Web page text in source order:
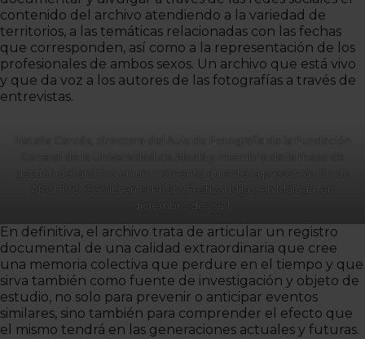
contenido del archivo atendiendo a la variedad de
territorios, a las temáticas relacionadas con las fechas
que corresponden, así como a la representación de los
profesionales de ambos sexos. Un archivo que está vivo
y que da voz a los autores de las fotografías a través de
entrevistas.
General de la Universidad de Alcalá y miembro de la mesa de
gestión del archivo en un momento durante la presentación de
ARCHIVO COVID en el Photo Festival Mijas, en Málaga, en
diciembre de 2021.
En definitiva, el archivo trata de articular un registro
documental de una calidad extraordinaria que cree
una memoria colectiva que perdure en el tiempo y que
sirva también como fuente de investigación y objeto de
estudio, no solo para prevenir o anticipar eventos
similares, sino también para comprender el efecto que
el mismo tendrá en las generaciones actuales y futuras.